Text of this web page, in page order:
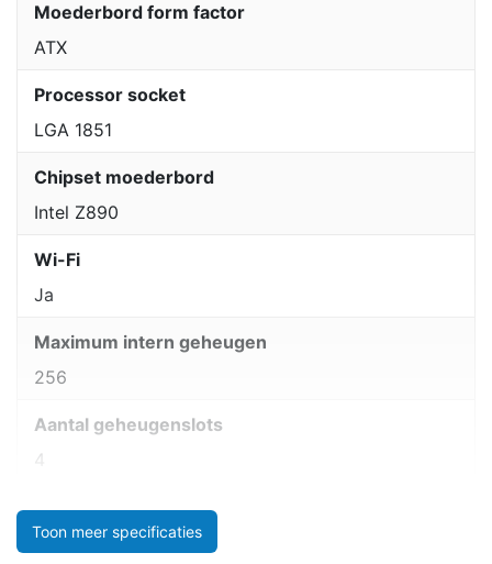
Moederbord form factor
ATX
Processor socket
LGA 1851
Chipset moederbord
Intel Z890
Wi-Fi
Ja
Maximum intern geheugen
256
Aantal geheugenslots
4
Toon meer specificaties